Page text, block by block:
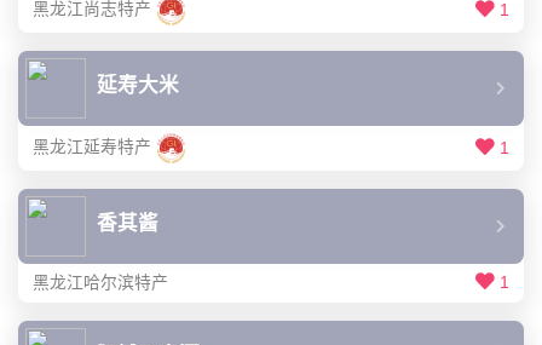
黑龙江尚志特产 1
延寿大米
黑龙江延寿特产 1
香其酱
黑龙江哈尔滨特产 1